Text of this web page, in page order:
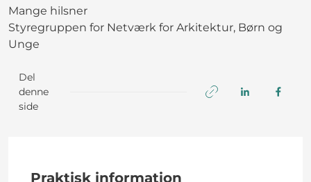
Mange hilsner
Styregruppen for Netværk for Arkitektur, Børn og
Unge
Del
denne
side
Praktisk information